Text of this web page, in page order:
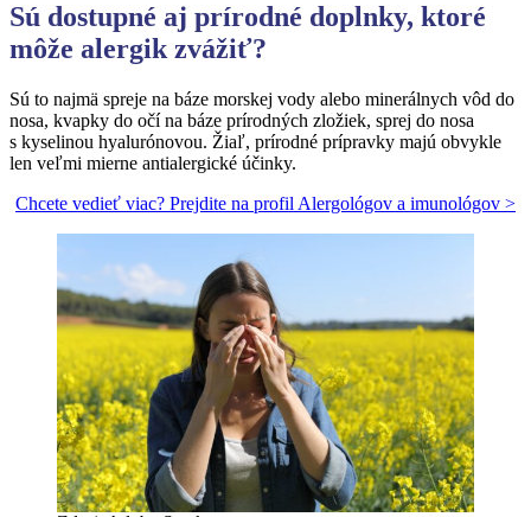
Sú dostupné aj prírodné doplnky, ktoré
môže alergik zvážiť?
Sú to najmä spreje na báze morskej vody alebo minerálnych vôd do
nosa, kvapky do očí na báze prírodných zložiek, sprej do nosa
s kyselinou hyalurónovou. Žiaľ, prírodné prípravky majú obvykle
len veľmi mierne antialergické účinky.
Chcete vedieť viac? Prejdite na profil Alergológov a imunológov >